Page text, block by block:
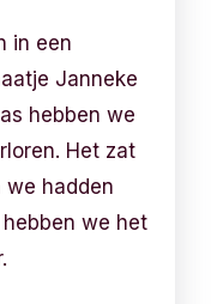
in een
Janneke
hebben we
Het zat
we hadden
we het